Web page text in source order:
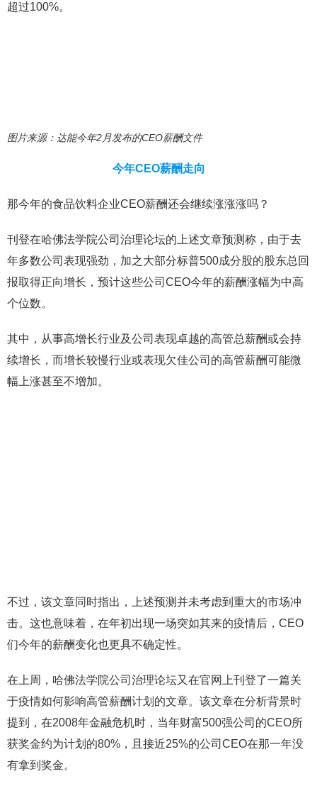
超过100%。
图片来源：达能今年2月发布的CEO薪酬文件
今年CEO薪酬走向
那今年的食品饮料企业CEO薪酬还会继续涨涨涨吗？
刊登在哈佛法学院公司治理论坛的上述文章预测称，由于去
年多数公司表现强劲，加之大部分标普500成分股的股东总回
报取得正向增长，预计这些公司CEO今年的薪酬涨幅为中高
个位数。
其中，从事高增长行业及公司表现卓越的高管总薪酬或会持
续增长，而增长较慢行业或表现欠佳公司的高管薪酬可能微
幅上涨甚至不增加。
不过，该文章同时指出，上述预测并未考虑到重大的市场冲
击。这也意味着，在年初出现一场突如其来的疫情后，CEO
们今年的薪酬变化也更具不确定性。
在上周，哈佛法学院公司治理论坛又在官网上刊登了一篇关
于疫情如何影响高管薪酬计划的文章。该文章在分析背景时
提到，在2008年金融危机时，当年财富500强公司的CEO所
获奖金约为计划的80%，且接近25%的公司CEO在那一年没
有拿到奖金。